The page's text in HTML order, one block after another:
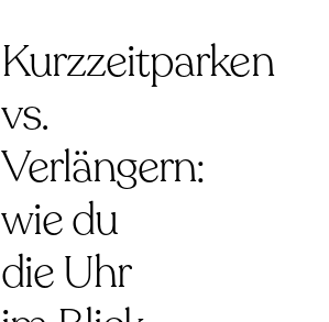
Kurzzeitparken
vs.
Verlängern:
wie du
die Uhr